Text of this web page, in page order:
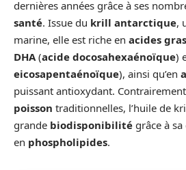
dernières années grâce à ses
santé. Issue du krill antarctique,
marine, elle est riche en acides
DHA(acide docosahexaénoïque)
eicosapentaénoïque), ainsi qu’en
puissant antioxydant.
poisson traditionnelles, l’huile de
grande biodisponibilité grâce à
en phospholipides.